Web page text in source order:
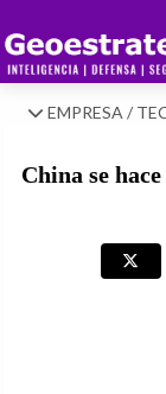
EMPRESA /
China se